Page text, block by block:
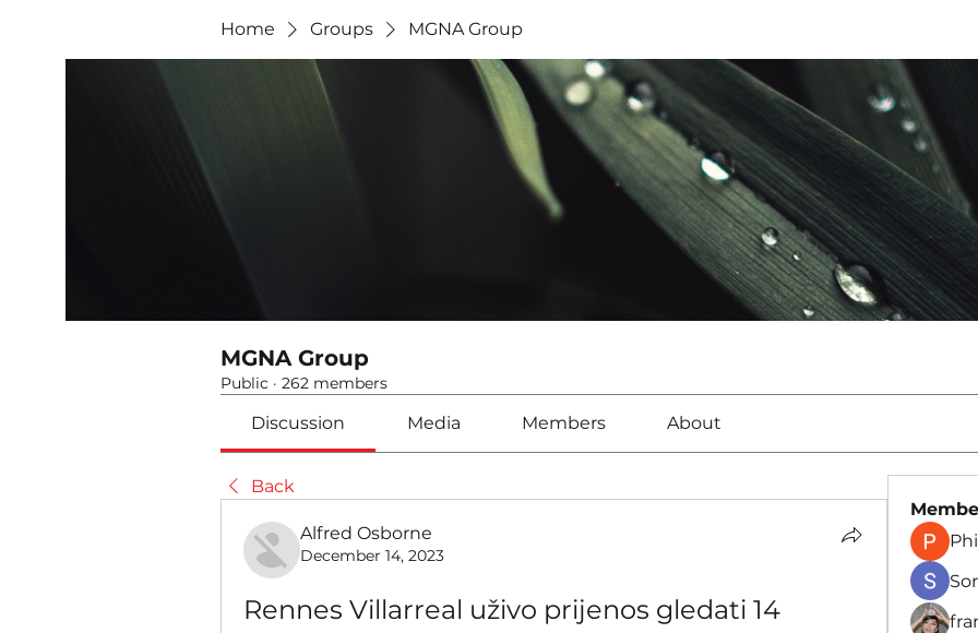
Home Groups MGNA Group
MGNA Group
Public · 262 members
Discussion Media Members About
Back
Alfred Osborne
December 14, 2023
Rennes Villarreal uživo prijenos gledati 14